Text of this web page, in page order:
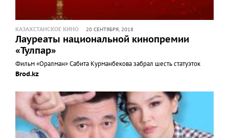
КАЗАХСТАНСКОЕ КИНО 20 СЕНТЯБРЯ, 2018
Лауреаты национальной кинопремии
«Тулпар»
Фильм «Оралман» Сабита Курманбекова забрал шесть статуэток
Brod.kz